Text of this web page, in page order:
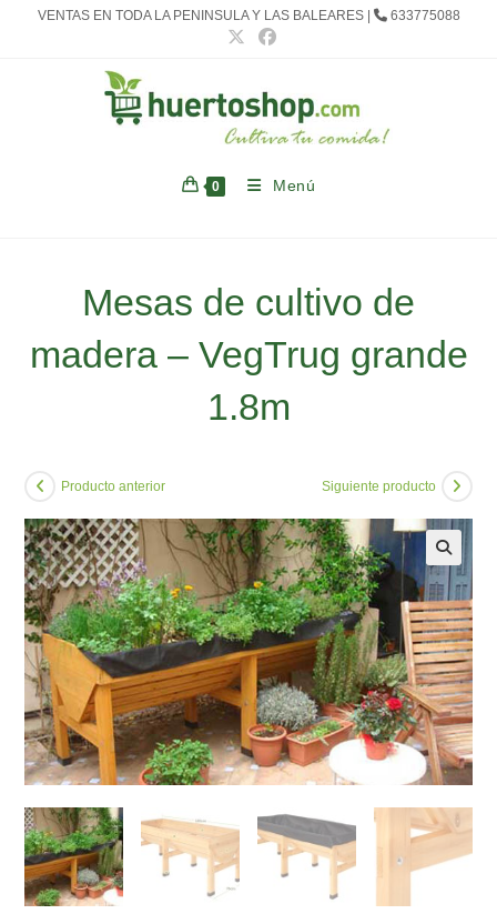
VENTAS EN TODA LA PENINSULA Y LAS BALEARES | 633775088
0 Menú
Mesas de cultivo de
madera – VegTrug grande
1.8m
Producto anterior Siguiente producto